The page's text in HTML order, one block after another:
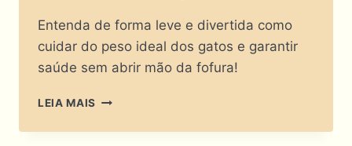
Entenda de forma leve e divertida como
cuidar do peso ideal dos gatos e garantir
saúde sem abrir mão da fofura!
LEIA MAIS GATO
OU